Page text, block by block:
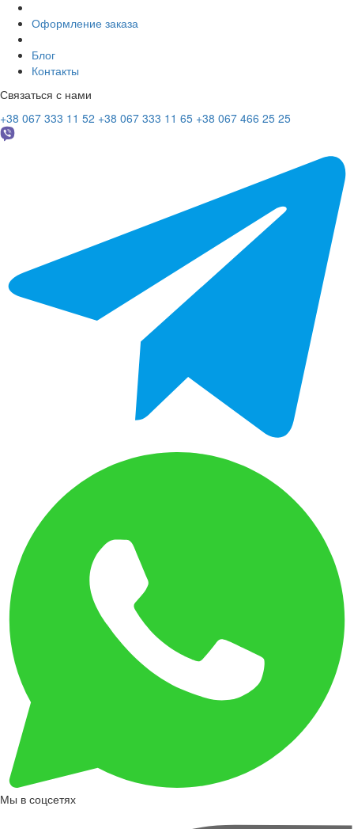
Оформление заказа
Блог
Контакты
Связаться с нами
+38 067 333 11 52 +38 067 333 11 65 +38 067 466 25 25
Мы в соцсетях